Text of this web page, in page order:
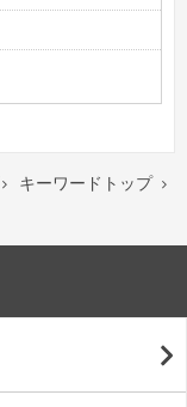
 キーワードトップ 